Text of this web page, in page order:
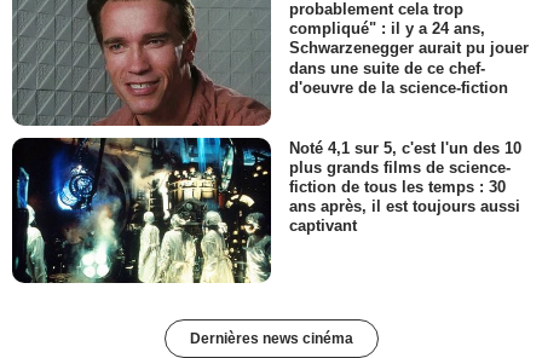
probablement cela trop
compliqué" : il y a 24 ans,
Schwarzenegger aurait pu jouer
dans une suite de ce chef-
d'oeuvre de la science-fiction
Noté 4,1 sur 5, c'est l'un des 10
plus grands films de science-
fiction de tous les temps : 30
ans après, il est toujours aussi
captivant
Dernières news cinéma